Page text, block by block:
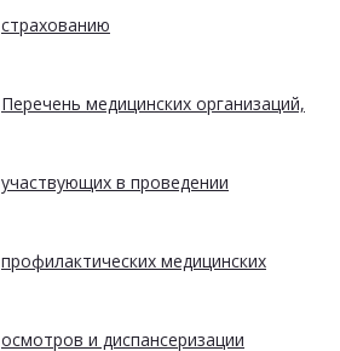
страхованию
Перечень медицинских организаций,
участвующих в проведении
профилактических медицинских
осмотров и диспансеризации